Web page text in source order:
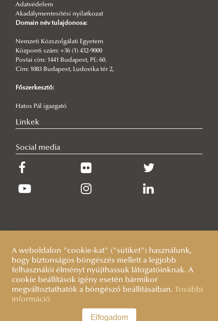
Adatvédelem
Akadálymentesítési nyilatkozat
Domain név tulajdonosa:
Nemzeti Közszolgálati Egyetem
Központi szám: +36 (1) 432-9000
Postai cím: 1441 Budapest, Pf.: 60.
Cím: 1083 Budapest, Ludovika tér 2,
Főszerkesztő:
Hatos Pál igazgató
Linkek
Social media
A weboldalon "cookie-kat" ("sütiket") használunk,
hogy biztonságos böngészés mellett a legjobb
felhasználói élményt nyújthassuk látogatóinknak. A
cookie beállítások igény esetén bármikor
megváltoztathatók a böngésző beállításaiban.
További
információ
Elfogadom